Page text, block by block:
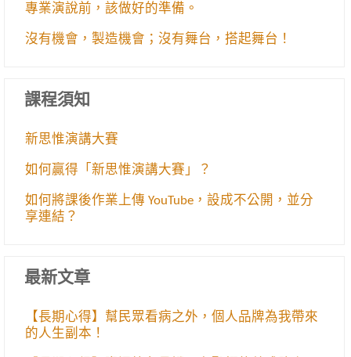
專業演說前，該做好的準備。
沒有機會，製造機會；沒有舞台，搭起舞台！
課程須知
新思惟演講大賽
如何贏得「新思惟演講大賽」？
如何將課後作業上傳 YouTube，設成不公開，並分
享連結？
最新文章
【長期心得】幫民眾看病之外，個人品牌為我帶來
的人生副本！